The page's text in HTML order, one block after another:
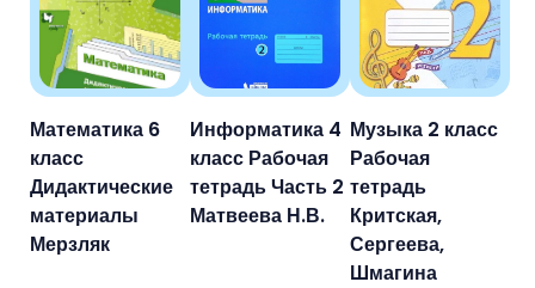
Математика 6
класс
Дидактические
материалы
Мерзляк
Информатика 4
класс Рабочая
тетрадь Часть 2
Матвеева Н.В.
Музыка 2 класс
Рабочая
тетрадь
Критская,
Сергеева,
Шмагина